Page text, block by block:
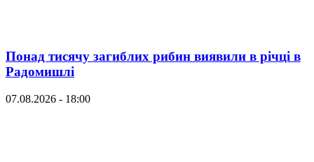
Понад тисячу загиблих рибин виявили в річці в
Радомишлі
07.08.2026 - 18:00